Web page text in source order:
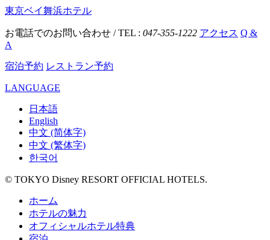
東京ベイ舞浜ホテル
お電話でのお問い合わせ / TEL : 047-355-1222 アクセス Q &
A
宿泊予約 レストラン予約
LANGUAGE
日本語
English
中文 (简体字)
中文 (繁体字)
한국어
© TOKYO Disney RESORT OFFICIAL HOTELS.
ホーム
ホテルの魅力
オフィシャルホテル特典